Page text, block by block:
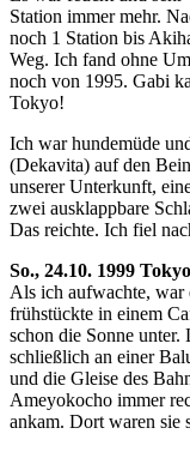
Station immer mehr.
noch 1 Station bis
Weg. Ich fand ohne
noch von 1995. Gabi
Tokyo!
Ich war hundemüde
(Dekavita) auf den
unserer Unterkunft,
zwei ausklappbare
Das reichte. Ich fiel
So., 24.10. 1999 Tokyo
Als ich aufwachte, war
frühstückte in einem
schon die Sonne
schließlich an einer
und die Gleise des
Ameyokocho immer
ankam. Dort waren sie